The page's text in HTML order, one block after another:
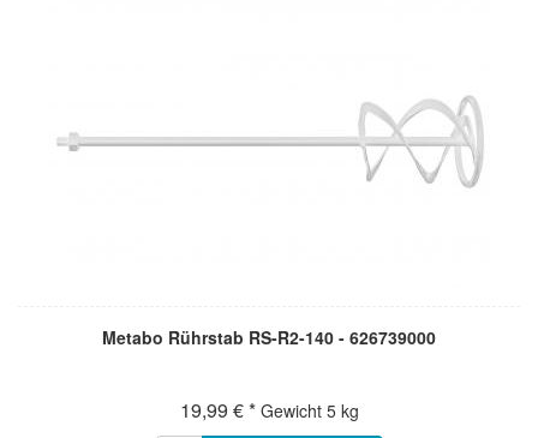
Metabo Rührstab RS-R2-140 - 626739000
19,99 € * Gewicht 5 kg